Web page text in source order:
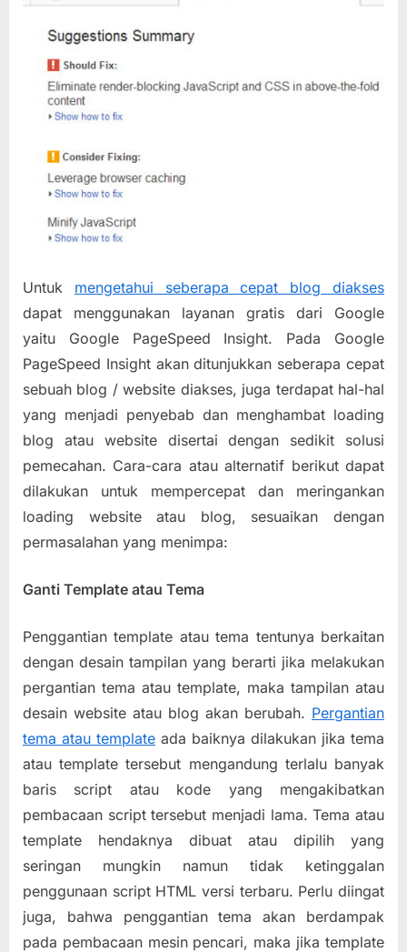
Untuk mengetahui seberapa cepat blog diakses
dapat menggunakan layanan gratis dari Google
yaitu Google PageSpeed Insight. Pada Google
PageSpeed Insight akan ditunjukkan seberapa cepat
sebuah blog / website diakses, juga terdapat hal-hal
yang menjadi penyebab dan menghambat loading
blog atau website disertai dengan sedikit solusi
pemecahan. Cara-cara atau alternatif berikut dapat
dilakukan untuk mempercepat dan meringankan
loading website atau blog, sesuaikan dengan
permasalahan yang menimpa:
Ganti Template atau Tema
Penggantian template atau tema tentunya berkaitan
dengan desain tampilan yang berarti jika melakukan
pergantian tema atau template, maka tampilan atau
desain website atau blog akan berubah. Pergantian
tema atau template ada baiknya dilakukan jika tema
atau template tersebut mengandung terlalu banyak
baris script atau kode yang mengakibatkan
pembacaan script tersebut menjadi lama. Tema atau
template hendaknya dibuat atau dipilih yang
seringan mungkin namun tidak ketinggalan
penggunaan script HTML versi terbaru. Perlu diingat
juga, bahwa penggantian tema akan berdampak
pada pembacaan mesin pencari, maka jika template